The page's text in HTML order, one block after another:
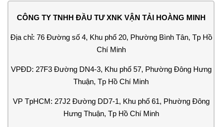
CÔNG TY TNHH ĐẦU TƯ XNK VẬN TẢI HOÀNG MINH
Địa chỉ: 76 Đường số 4, Khu phố 20, Phường Bình Tân, Tp Hồ
Chí Minh
VPĐD: 27F3 Đường DN4-3, Khu phố 57, Phường Đông Hưng
Thuận, Tp Hồ Chí Minh
VP TpHCM: 27J2 Đường DD7-1, Khu phố 61, Phường Đông
Hưng Thuận, Tp Hồ Chí Minh